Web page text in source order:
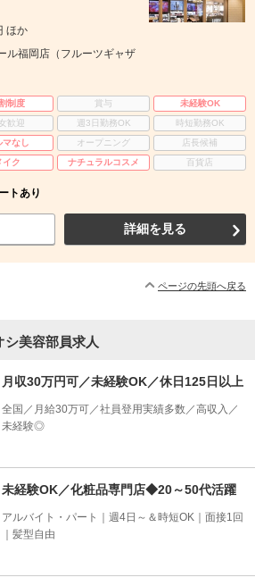
ほか
ル福岡店（フルーツギャザ
制度 賞与
未経験OK
歓迎 週3日勤務OK
時短勤務OK
マなし オープニング
店長候補
イク ナチュラルコスメ 百貨店
トあり
詳細を見る
ページの先頭へ戻る
美容部員求人
月収30万円可／未経験OK／休日125日以上
全国／月給30万可／社員登用実績多数／高収入／
未経験◎
未経験OK／化粧品専門店◆20～50代活躍
アルバイト・パート｜週4日～＆時短OK｜面接1回
｜髪型自由